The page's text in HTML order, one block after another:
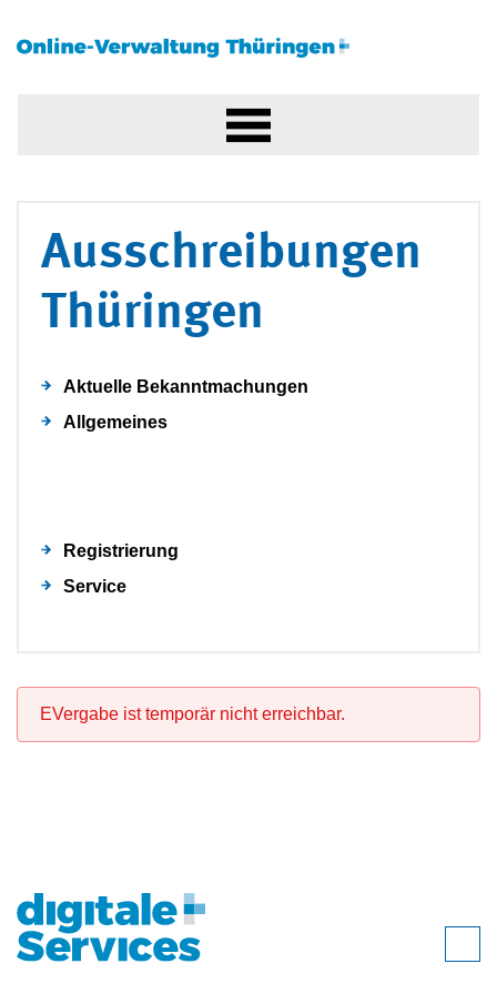
Ausschreibungen
Thüringen
Aktuelle Bekanntmachungen
Allgemeines
Registrierung
Service
EVergabe ist temporär nicht erreichbar.